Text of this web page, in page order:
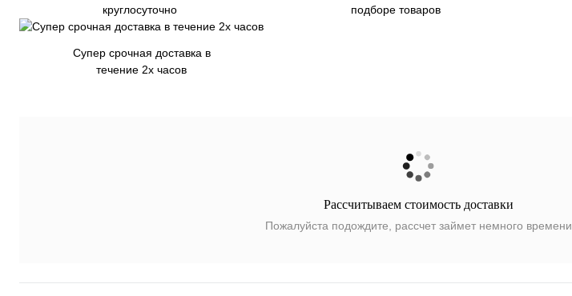
круглосуточно
подборе товаров
Супер срочная доставка в
течение 2х часов
Рассчитываем стоимость доставки
Пожалуйста подождите, рассчет займет немного времени